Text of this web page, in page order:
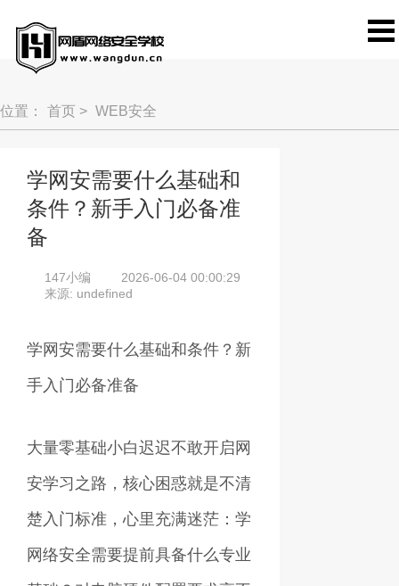
位置： 首页 > WEB安全
学网安需要什么基础和
条件？新手入门必备准
备
147小编
2026-06-04 00:00:29
来源: undefined
学网安需要什么基础和条件？新
手入门必备准备
大量零基础小白迟迟不敢开启网
安学习之路，核心困惑就是不清
楚入门标准，心里充满迷茫：学
网络安全需要提前具备什么专业